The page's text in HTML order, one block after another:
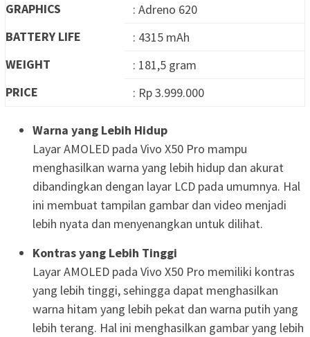
GRAPHICS
: Adreno 620
BATTERY LIFE
: 4315 mAh
WEIGHT
: 181,5 gram
PRICE
: Rp 3.999.000
Warna yang Lebih Hidup
Layar AMOLED pada Vivo X50 Pro mampu
menghasilkan warna yang lebih hidup dan akurat
dibandingkan dengan layar LCD pada umumnya. Hal
ini membuat tampilan gambar dan video menjadi
lebih nyata dan menyenangkan untuk dilihat.
Kontras yang Lebih Tinggi
Layar AMOLED pada Vivo X50 Pro memiliki kontras
yang lebih tinggi, sehingga dapat menghasilkan
warna hitam yang lebih pekat dan warna putih yang
lebih terang. Hal ini menghasilkan gambar yang lebih